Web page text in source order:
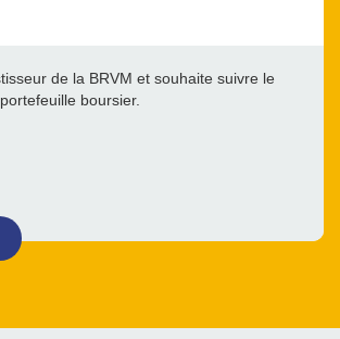
de la BRVM et souhaite suivre le
boursier.